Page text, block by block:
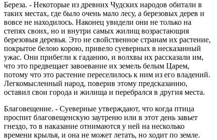
Береза. - Некоторые из древних Чудских народов обитали в
таких местах, где было очень мало лесу, а березовых дерев и
вовсе не находилось. Наконец увидели они не только на
степях своих, но и внутри самых жилищ возрастающия
березовыя деревья. Это не свойственное странам их растение,
покрытое белою корою, привело суеверных в несказанный
ужас. Они прибегли к гаданию, и волхвы их рассказали им,
что это предвещает завоевание их земель белым Царем,
потому что это растение переселилось к ним из его владений.
Легкомысленный народ, поверив этому предсказанию,
оставил свои города и жилища и перебрался в другия места.
Благовещение. - Суеверные утверждают, что когда птица
проспит благовещенскую заутреню или в этот день завьет
гнездо, то в наказание отнимаются у ней на несколько
времени крылья, и она не может летать, но ходит по земле.